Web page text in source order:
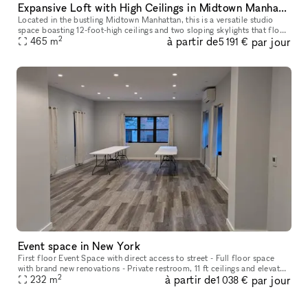
Expansive Loft with High Ceilings in Midtown Manhattan
Located in the bustling Midtown Manhattan, this is a versatile studio
space boasting 12-foot-high ceilings and two sloping skylights that flood
the 5,000 sq.ft. area with natural light. This space of
465 m2 à partir de5 191 € par jour
Event space in New York
First floor Event Space with direct access to street - Full floor space
with brand new renovations - Private restroom, 11 ft ceilings and elevator
- Lots of natural sunlight
232 m2 à partir de1 038 € par jour